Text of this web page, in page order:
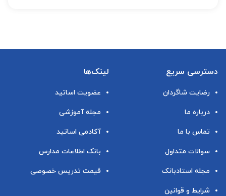
دسترسی سریع
رضایت شاگردان
درباره ما
تماس با ما
سوالات متداول
مجله استادبانک
شرایط و قوانین
لینک‌ها
عضویت اساتید
مجله آموزشی
آکادمی اساتید
بانک اطلاعات مدارس
قیمت تدریس خصوصی